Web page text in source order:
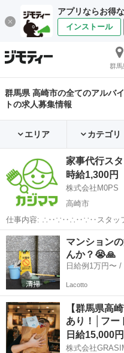
アプリならお得
インストール
群馬
群馬県 高崎市の全てのアルバ
トの求人募集情報
エリア カテゴリ
家事代行ス
時給1,300円
株式会社M0PS
高崎市
仕事内容: ∴‥∵‥∴‥∵‥スタッ
∵ 現在、お客様から多数のご依
ています 大手の家事代行で仕事
ジママ（ ht...
群馬 高崎市 ホームヘル
マンション
んか？😭🙏
Lacotto
【群馬県高
あり！│フー
日給15,000円
株式会社